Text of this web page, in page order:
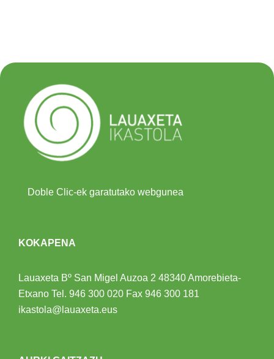
Doble Clic-ek garatutako webgunea
KOKAPENA
Lauaxeta Bº San Migel Auzoa 2 48340 Amorebieta-
Etxano Tel. 946 300 020 Fax 946 300 181
ikastola@lauaxeta.eus